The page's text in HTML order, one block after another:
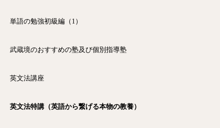
単語の勉強初級編（1）
武蔵境のおすすめの塾及び個別指導塾
英文法講座
英文法特講（英語から繋げる本物の教養）